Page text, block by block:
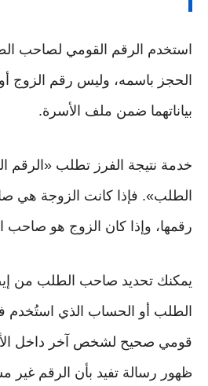
استخدم الرقم القومي لصاحب
الحجز باسمه، وليس رقم الزوج
بياناتهما ضمن ملف الأسرة.
خدمة نتيجة الفرز تطلب «الرقم
الطلب». فإذا كانت الزوجة هي
رقمها، وإذا كان الزوج هو
يمكنك تحديد صاحب الطلب من
الطلب أو الحساب الذي استُخدم
قومي صحيح لشخص آخر داخل
ظهور رسالة تفيد بأن الرقم